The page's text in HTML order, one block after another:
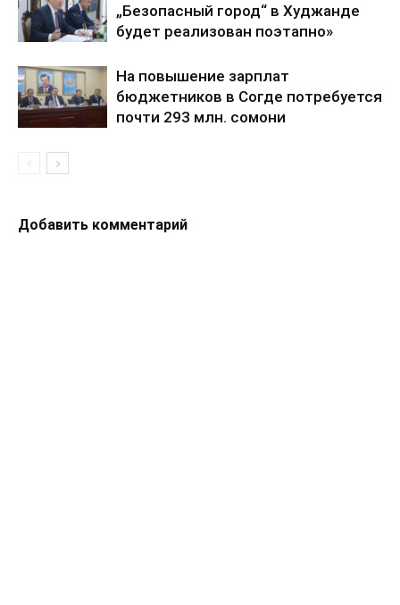
„Безопасный город“ в Худжанде
будет реализован поэтапно»
На повышение зарплат
бюджетников в Согде потребуется
почти 293 млн. сомони
Добавить комментарий